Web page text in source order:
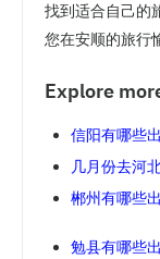
找到适合自己的
您在安顺的旅行
Explore
信阳有哪些
几月份去河
郴州有哪些
勉县有哪些